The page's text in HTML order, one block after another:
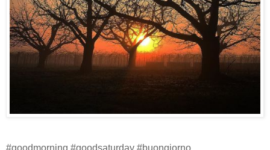
#goodmorning #goodsaturday #buongiorno